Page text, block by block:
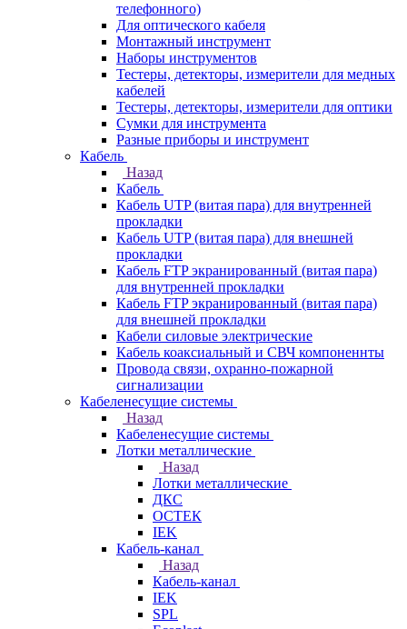
телефонного)
Для оптического кабеля
Монтажный инструмент
Наборы инструментов
Тестеры, детекторы, измерители для медных
кабелей
Тестеры, детекторы, измерители для оптики
Сумки для инструмента
Разные приборы и инструмент
Кабель
Назад
Кабель
Кабель UTP (витая пара) для внутренней
прокладки
Кабель UTP (витая пара) для внешней
прокладки
Кабель FTP экранированный (витая пара)
для внутренней прокладки
Кабель FTP экранированный (витая пара)
для внешней прокладки
Кабели силовые электрические
Кабель коаксиальный и СВЧ компоненнты
Провода связи, охранно-пожарной
сигнализации
Кабеленесущие системы
Назад
Кабеленесущие системы
Лотки металлические
Назад
Лотки металлические
ДКС
ОСТЕК
IEK
Кабель-канал
Назад
Кабель-канал
IEK
SPL